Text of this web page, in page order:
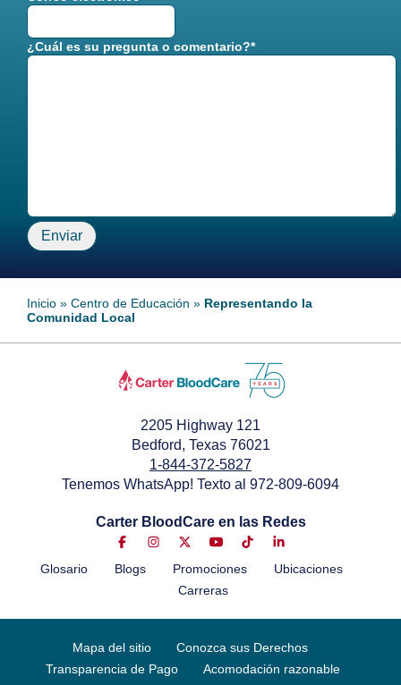
¿Cuál es su pregunta o comentario?*
Enviar
Inicio » Centro de Educación » Representando la
Comunidad Local
2205 Highway 121
Bedford, Texas 76021
1-844-372-5827
Tenemos WhatsApp! Texto al 972-809-6094
Carter BloodCare en las Redes
Glosario Blogs Promociones
Ubicaciones
Carreras
Mapa del sitio
Conozca sus Derechos
Transparencia de Pago
Acomodación razonable